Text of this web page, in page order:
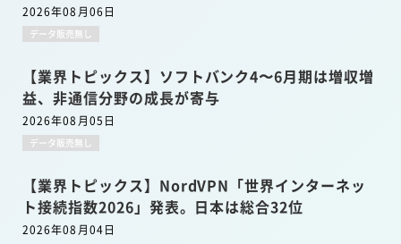
2026年08月06日
データ販売無し
【業界トピックス】ソフトバンク4〜6月期は増収増
益、非通信分野の成長が寄与
2026年08月05日
データ販売無し
【業界トピックス】NordVPN「世界インターネッ
ト接続指数2026」発表。日本は総合32位
2026年08月04日